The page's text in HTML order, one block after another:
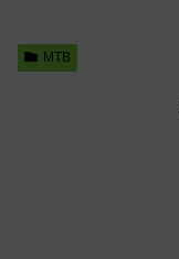
MTB